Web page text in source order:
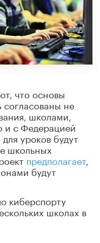
что основы
не
школами,
и с Федерацией
уроков будут
школьных
предполагает,
будут
киберспорту
школах в